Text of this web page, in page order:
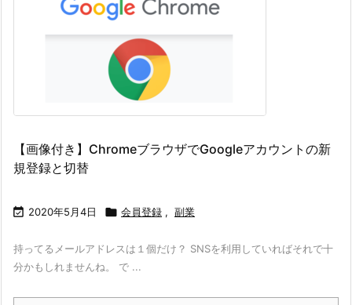
【画像付き】ChromeブラウザでGoogleアカウントの新
規登録と切替
 2020年5月4日  会員登録 , 副業
持ってるメールアドレスは１個だけ？ SNSを利用していればそれで十
分かもしれませんね。 で ...